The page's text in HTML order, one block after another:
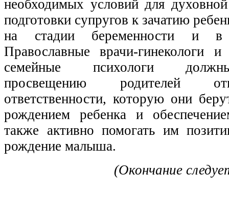
необходимых условий для
подготовки супругов к зачатию
на стадии беременности и в
Православные врачи-гинекологи
семейные психологи
просвещению родителей
ответственности, которую они
рождением ребенка и
также активно помогать им
рождение малыша.
(Окончание